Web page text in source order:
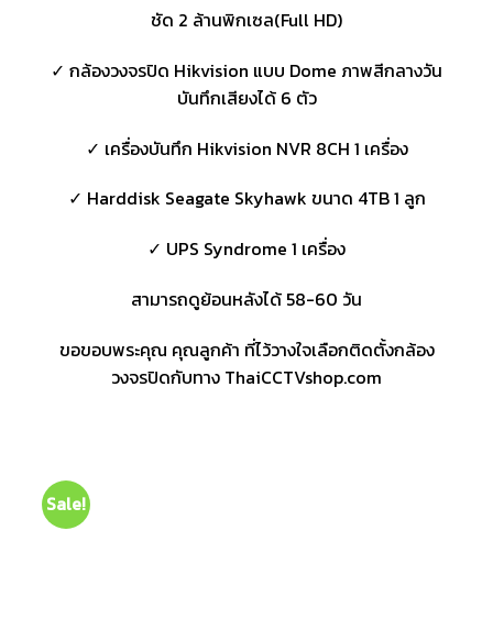
ชัด 2 ล้านพิกเซล(Full HD)
✓ กล้องวงจรปิด Hikvision แบบ Dome ภาพสีกลางวัน
บันทึกเสียงได้ 6 ตัว
✓ เครื่องบันทึก Hikvision NVR 8CH 1 เครื่อง
✓ Harddisk Seagate Skyhawk ขนาด 4TB 1 ลูก
✓ UPS Syndrome 1 เครื่อง
สามารถดูย้อนหลังได้ 58-60 วัน
ขอขอบพระคุณ คุณลูกค้า ที่ไว้วางใจเลือกติดตั้งกล้อง
วงจรปิดกับทาง ThaiCCTVshop.com
Sale!